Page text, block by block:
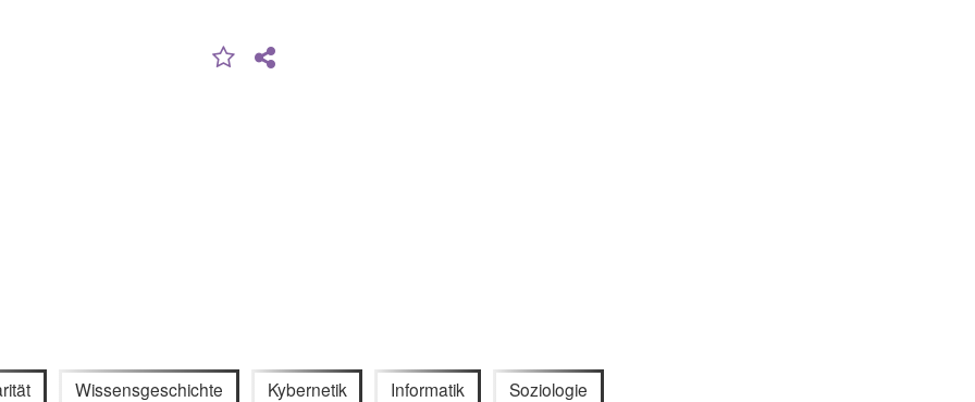
Wissensgeschichte Kybernetik Informatik Soziologie